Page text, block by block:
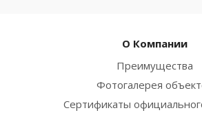
О Компании
Преимущества
Фотогалерея
Сертификаты